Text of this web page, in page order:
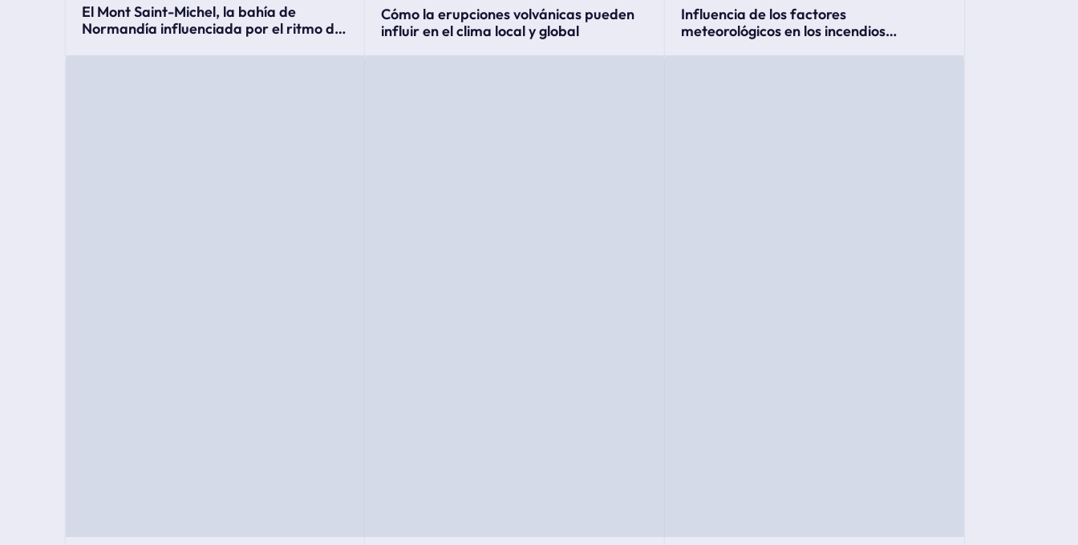
El Mont Saint-Michel, la bahía de
Normandía influenciada por el ritmo de
Cómo la erupciones volvánicas pueden
influir en el clima local y global
Influencia de los factores
meteorológicos en los incendios